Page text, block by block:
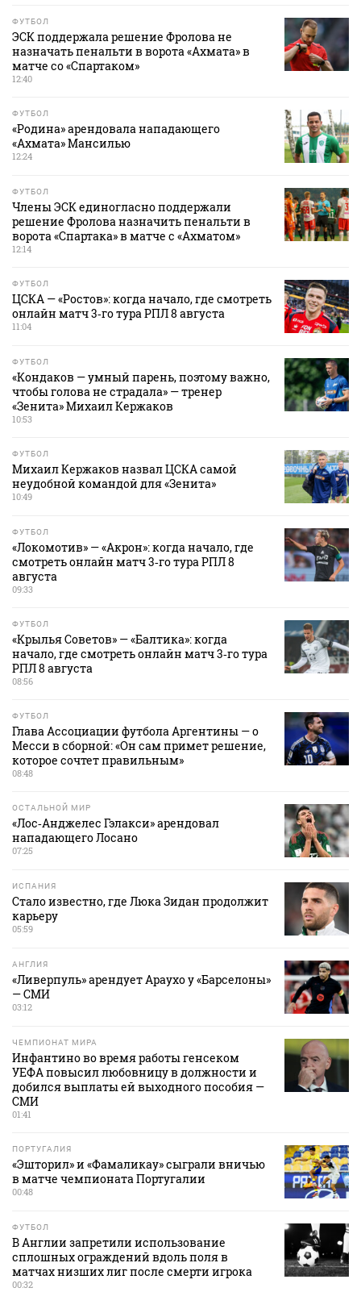
ФУТБОЛ
ЭСК поддержала решение Фролова не
назначать пенальти в ворота «Ахмата» в
матче со «Спартаком»
12:40
ФУТБОЛ
«Родина» арендовала нападающего
«Ахмата» Мансилью
12:24
ФУТБОЛ
Члены ЭСК единогласно поддержали
решение Фролова назначить пенальти в
ворота «Спартака» в матче с «Ахматом»
12:14
ФУТБОЛ
ЦСКА — «Ростов»: когда начало, где смотреть
онлайн матч 3‑го тура РПЛ 8 августа
11:04
ФУТБОЛ
«Кондаков — умный парень, поэтому важно,
чтобы голова не страдала» — тренер
«Зенита» Михаил Кержаков
10:53
ФУТБОЛ
Михаил Кержаков назвал ЦСКА самой
неудобной командой для «Зенита»
10:49
ФУТБОЛ
«Локомотив» — «Акрон»: когда начало, где
смотреть онлайн матч 3‑го тура РПЛ 8
августа
09:33
ФУТБОЛ
«Крылья Советов» — «Балтика»: когда
начало, где смотреть онлайн матч 3‑го тура
РПЛ 8 августа
08:56
ФУТБОЛ
Глава Ассоциации футбола Аргентины — о
Месси в сборной: «Он сам примет решение,
которое сочтет правильным»
08:48
ОСТАЛЬНОЙ МИР
«Лос‑Анджелес Гэлакси» арендовал
нападающего Лосано
07:25
ИСПАНИЯ
Стало известно, где Люка Зидан продолжит
карьеру
05:59
АНГЛИЯ
«Ливерпуль» арендует Араухо у «Барселоны»
— СМИ
03:12
ЧЕМПИОНАТ МИРА
Инфантино во время работы генсеком
УЕФА повысил любовницу в должности и
добился выплаты ей выходного пособия —
СМИ
01:41
ПОРТУГАЛИЯ
«Эшторил» и «Фамаликау» сыграли вничью
в матче чемпионата Португалии
00:48
ФУТБОЛ
В Англии запретили использование
сплошных ограждений вдоль поля в
матчах низших лиг после смерти игрока
00:32